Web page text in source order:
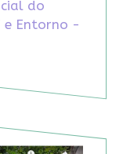
do
e Entorno -